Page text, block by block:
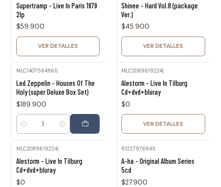
Supertramp - Live In Paris 1979
2lp
$59.900
VER DETALLES
Shinee - Hard Vol.8 (package
Ver.)
$45.900
VER DETALLES
MLC1407564861
Led Zeppelin - Houses Of The
Holy (super Deluxe Box Set)
$189.900
Cantidad
MLC2089619224
Alestorm - Live In Tilburg
Cd+dvd+bluray
$0
VER DETALLES
MLC2089619224|
Alestorm - Live In Tilburg
Cd+dvd+bluray
$0
81227976941|
A-ha - Original Album Series
5cd
$27.900